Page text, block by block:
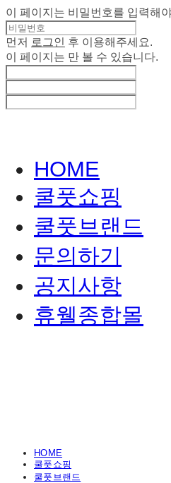
이 페이지는 비밀번호를 입력해
먼저 로그인
후 이용해주세요.
이 페이지는 만 볼 수 있습니다.
HOME
쿨풋쇼핑
쿨풋브랜드
문의하기
공지사항
휴웰종합몰
HOME
쿨풋쇼핑
쿨풋브랜드